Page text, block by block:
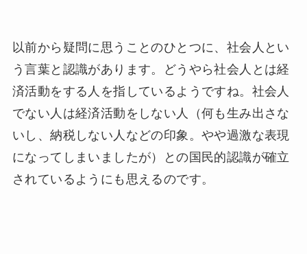
以前から疑問に思うことのひとつに、社会人とい
う言葉と認識があります。どうやら社会人とは経
済活動をする人を指しているようですね。社会人
でない人は経済活動をしない人（何も生み出さな
いし、納税しない人などの印象。やや過激な表現
になってしまいましたが）との国民的認識が確立
されているようにも思えるのです。